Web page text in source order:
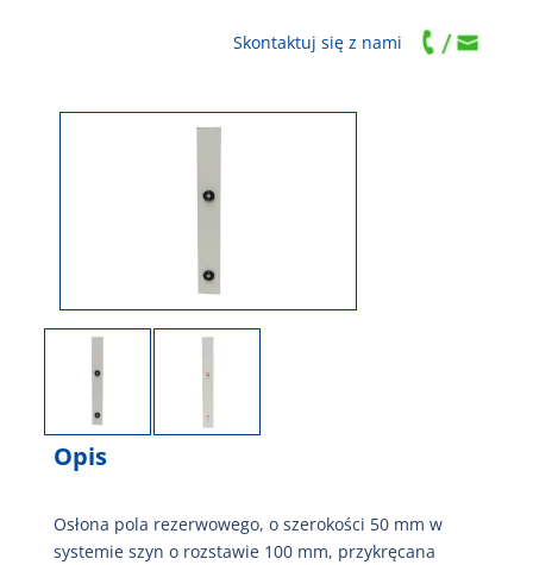
Skontaktuj się z nami
Opis
Osłona pola rezerwowego, o szerokości 50 mm w
systemie szyn o rozstawie 100 mm, przykręcana